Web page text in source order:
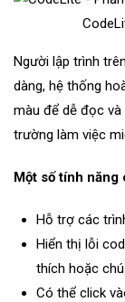
Người lập trình
dàng, hệ thống
màu để dễ đọc
trường làm việc
Một số tính năng
Hỗ trợ các
Hiển thị lỗi
thích hoặc
Có thể click